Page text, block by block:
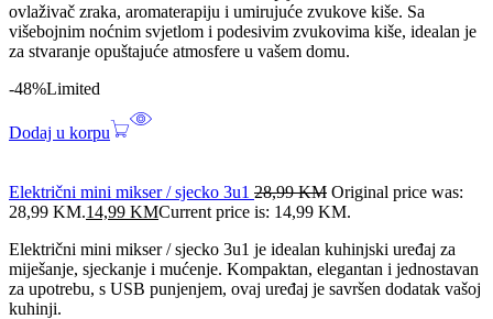
ovlaživač zraka, aromaterapiju i umirujuće zvukove kiše. Sa
višebojnim noćnim svjetlom i podesivim zvukovima kiše, idealan je
za stvaranje opuštajuće atmosfere u vašem domu.
-48%Limited
Dodaj u korpu
Električni mini mikser / sjecko 3u1 28,99KM Original price was:
28,99 KM.14,99 KMCurrent price is: 14,99 KM.
Električni mini mikser / sjecko 3u1 je idealan kuhinjski uređaj za
miješanje, sjeckanje i mućenje. Kompaktan, elegantan i jednostavan
za upotrebu, s USB punjenjem, ovaj uređaj je savršen dodatak vašoj
kuhinji.